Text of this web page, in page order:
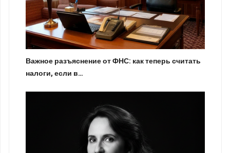
Важное разъяснение от ФНС: как теперь считать
налоги, если в…